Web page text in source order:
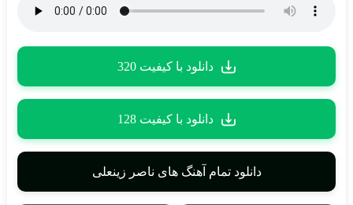
دانلود با کیفیت 320
دانلود با کیفیت 128
دانلود تمام آهنگ های ناصر زینعلی